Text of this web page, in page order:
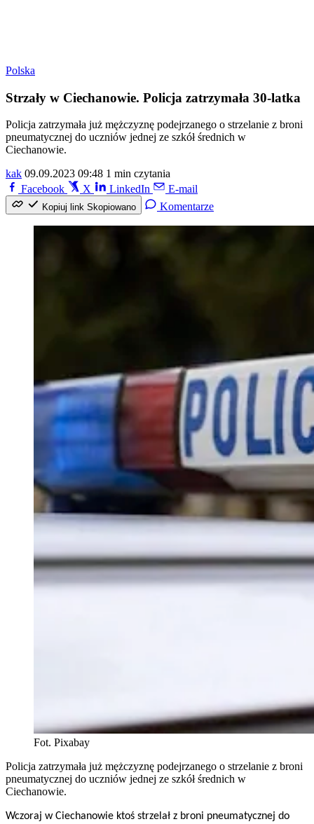
Polska
Strzały w Ciechanowie. Policja zatrzymała 30-latka
Policja zatrzymała już mężczyznę podejrzanego o strzelanie z broni
pneumatycznej do uczniów jednej ze szkół średnich w
Ciechanowie.
kak 09.09.2023 09:48 1 min czytania
Facebook
X LinkedIn E-mail
Kopiuj link Skopiowano Komentarze
Fot. Pixabay
Policja zatrzymała już mężczyznę podejrzanego o strzelanie z broni
pneumatycznej do uczniów jednej ze szkół średnich w
Ciechanowie.
Wczoraj w Ciechanowie ktoś strzelał z broni pneumatycznej do